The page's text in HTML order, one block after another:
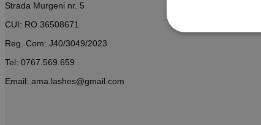
Strada Murgeni nr. 5
CUI: RO 36508671
Reg. Com: J40/3049/2023
Tel: 0767.569.659
Email: ama.lashes@gmail.com